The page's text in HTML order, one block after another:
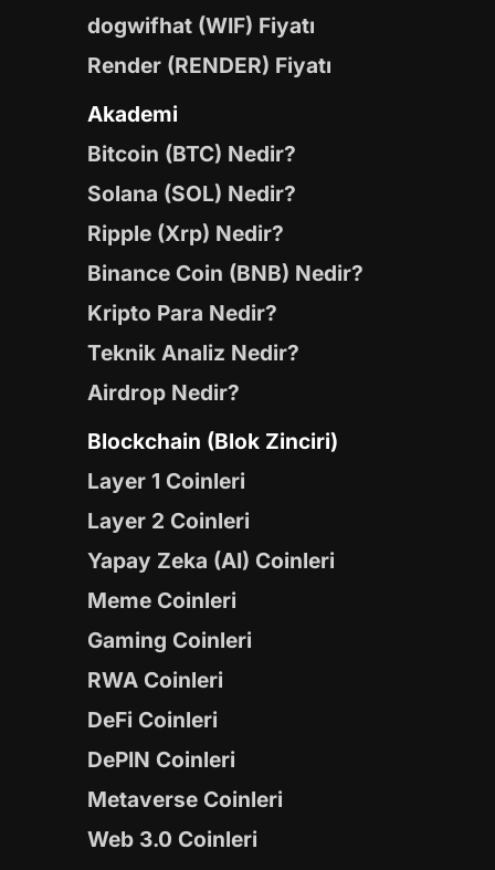
dogwifhat (WIF) Fiyatı
Render (RENDER) Fiyatı
Akademi
Bitcoin (BTC) Nedir?
Solana (SOL) Nedir?
Ripple (Xrp) Nedir?
Binance Coin (BNB) Nedir?
Kripto Para Nedir?
Teknik Analiz Nedir?
Airdrop Nedir?
Blockchain (Blok Zinciri)
Layer 1 Coinleri
Layer 2 Coinleri
Yapay Zeka (AI) Coinleri
Meme Coinleri
Gaming Coinleri
RWA Coinleri
DeFi Coinleri
DePIN Coinleri
Metaverse Coinleri
Web 3.0 Coinleri